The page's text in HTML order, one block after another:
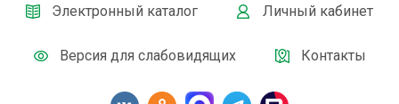
Электронный каталог Личный кабинет
Версия для слабовидящих Контакты